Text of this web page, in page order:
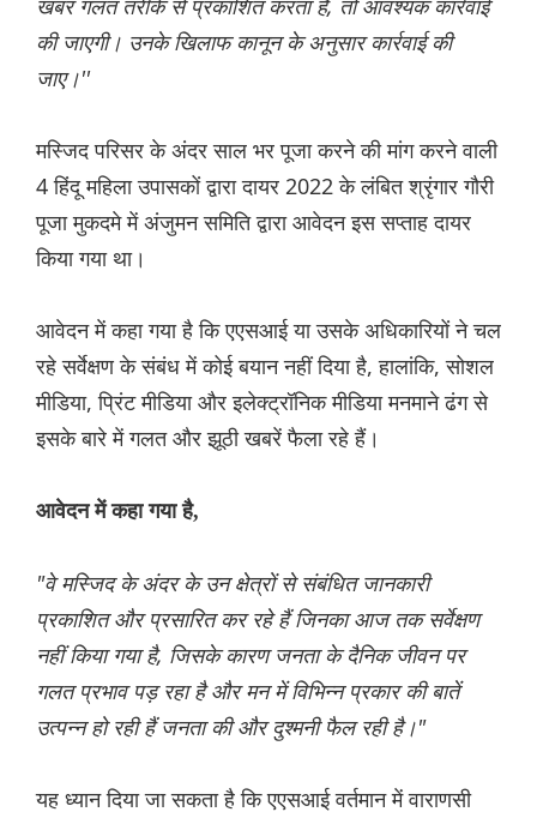
खबर गलत तरीके से प्रकाशित करता है, तो आवश्यक कार्रवाई
की जाएगी। उनके खिलाफ कानून के अनुसार कार्रवाई की
जाए।''
मस्जिद परिसर के अंदर साल भर पूजा करने की मांग करने वाली
4 हिंदू महिला उपासकों द्वारा दायर 2022 के लंबित श्रृंगार गौरी
पूजा मुकदमे में अंजुमन समिति द्वारा आवेदन इस सप्ताह दायर
किया गया था।
आवेदन में कहा गया है कि एएसआई या उसके अधिकारियों ने चल
रहे सर्वेक्षण के संबंध में कोई बयान नहीं दिया है, हालांकि, सोशल
मीडिया, प्रिंट मीडिया और इलेक्ट्रॉनिक मीडिया मनमाने ढंग से
इसके बारे में गलत और झूठी खबरें फैला रहे हैं।
आवेदन में कहा गया है,
"वे मस्जिद के अंदर के उन क्षेत्रों से संबंधित जानकारी
प्रकाशित और प्रसारित कर रहे हैं जिनका आज तक सर्वेक्षण
नहीं किया गया है, जिसके कारण जनता के दैनिक जीवन पर
गलत प्रभाव पड़ रहा है और मन में विभिन्न प्रकार की बातें
उत्पन्न हो रही हैं जनता की और दुश्मनी फैल रही है।"
यह ध्यान दिया जा सकता है कि एएसआई वर्तमान में वाराणसी